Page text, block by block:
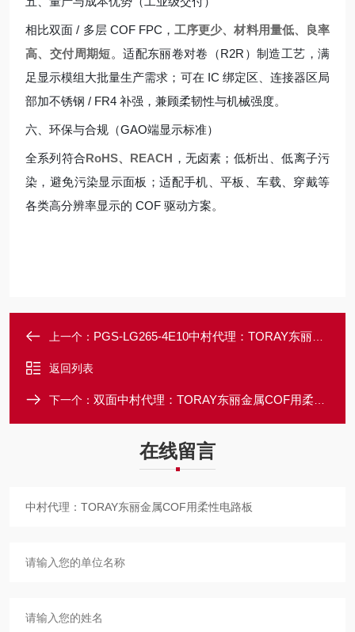
相比双面 / 多层 COF FPC， 工序更少、材料用量低、良率
高、交付周期短。适配东丽卷对卷（R2R）制造工艺，满
足显示模组大批量生产需求；可在 IC 绑定区、连接器区局
部加不锈钢 / FR4 补强，兼顾柔韧性与机械强度。
六、环保与合规（GAO端显示标准）
全系列符合RoHS、REACH ，无卤素；低析出、低离子污
染，避免污染显示面板；适配手机、平板、车载、穿戴等
各类高分辨率显示的 COF 驱动方案。
上一个： PGS-LG265-4E10中村代理：TORAY东丽塑料光纤光纤导光管
返回列表
下一个： 双面中村代理：TORAY东丽金属COF用柔性电路板
在线留言